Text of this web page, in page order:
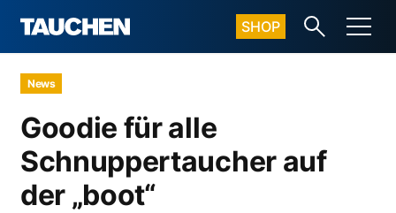
SHOP
News
Goodie für alle
Schnuppertaucher auf
der „boot“